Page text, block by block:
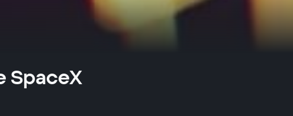
SpaceX